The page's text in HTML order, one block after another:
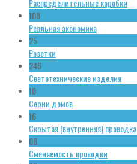
Распределительные коробки
108
Реальная экономика
25
Розетки
246
Светотехнические изделия
10
Серии домов
16
Скрытая (внутренняя) проводка
08
Сменяемость проводки